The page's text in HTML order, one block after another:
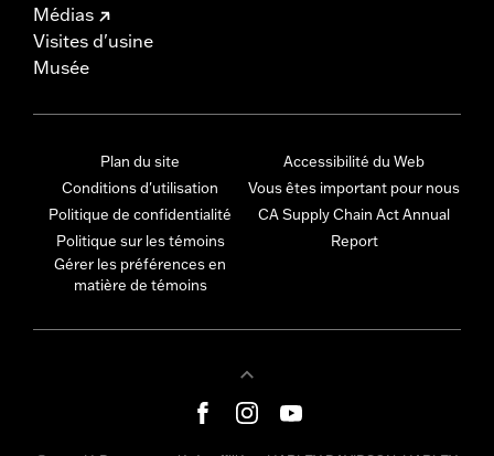
Médias
Visites d'usine
Musée
Plan du site
Conditions d'utilisation
Politique de confidentialité
Politique sur les témoins
Gérer les préférences en
matière de témoins
Accessibilité du Web
Vous êtes important pour nous
CA Supply Chain Act Annual
Report